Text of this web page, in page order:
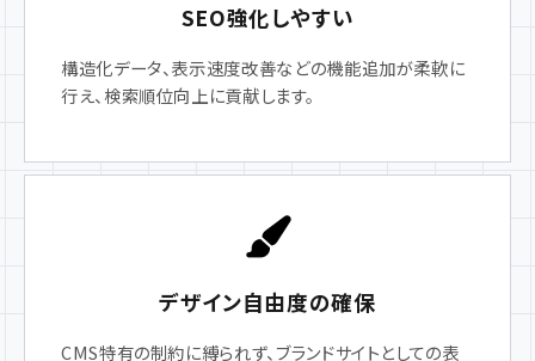
SEO強化しやすい
構造化データ、表示速度改善などの機能追加が柔軟に
行え、検索順位向上に貢献します。
デザイン自由度の確保
CMS特有の制約に縛られず、ブランドサイトとしての表